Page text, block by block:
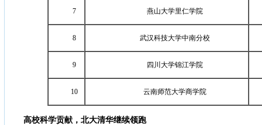
7 燕山大学里仁学院
8 武汉科技大学中南分校
9 四川大学锦江学院
10 云南师范大学商学院
高校科学贡献，北大清华继续领跑